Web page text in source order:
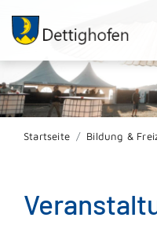
Startseite Bildung &